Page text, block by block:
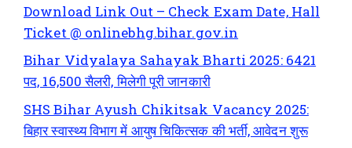
Download Link Out – Check Exam Date, Hall
Ticket @ onlinebhg.bihar.gov.in
Bihar Vidyalaya Sahayak Bharti 2025: 6421
पद, 16,500 सैलरी, मिलेगी पूरी जानकारी
SHS Bihar Ayush Chikitsak Vacancy 2025:
बिहार स्वास्थ्य विभाग में आयुष चिकित्सक की भर्ती, आवेदन शुरू